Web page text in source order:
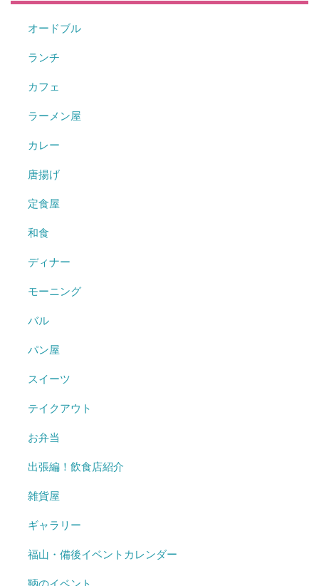
オードブル
ランチ
カフェ
ラーメン屋
カレー
唐揚げ
定食屋
和食
ディナー
モーニング
バル
パン屋
スイーツ
テイクアウト
お弁当
出張編！飲食店紹介
雑貨屋
ギャラリー
福山・備後イベントカレンダー
鞆のイベント